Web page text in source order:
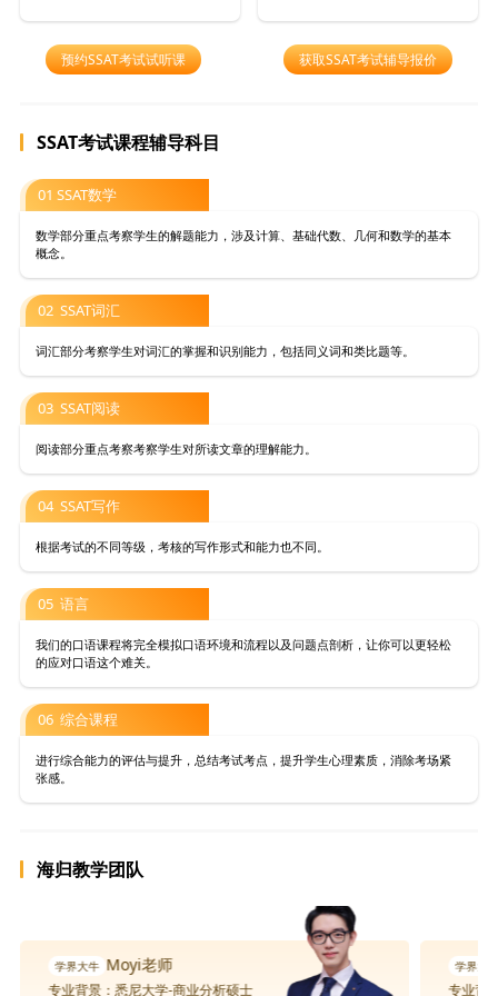
预约SSAT考试试听课 获取SSAT考试辅导报价
SSAT考试课程辅导科目
01 SSAT数学
数学部分重点考察学生的解题能力，涉及计算、基础代数、几何和数学的基本
概念。
02 SSAT词汇
词汇部分考察学生对词汇的掌握和识别能力，包括同义词和类比题等。
03 SSAT阅读
阅读部分重点考察考察学生对所读文章的理解能力。
04 SSAT写作
根据考试的不同等级，考核的写作形式和能力也不同。
05 语言
我们的口语课程将完全模拟口语环境和流程以及问题点剖析，让你可以更轻松
的应对口语这个难关。
06 综合课程
进行综合能力的评估与提升，总结考试考点，提升学生心理素质，消除考场紧
张感。
海归教学团队
Moyi老师
专业背景：悉尼大学-商业分析硕士 专业背